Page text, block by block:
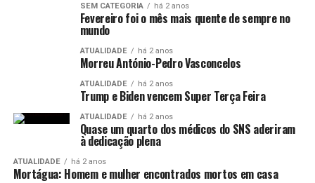
SEM CATEGORIA há 2 anos
Fevereiro foi o mês mais quente de sempre no
mundo
ATUALIDADE há 2 anos
Morreu António-Pedro Vasconcelos
ATUALIDADE há 2 anos
Trump e Biden vencem Super Terça Feira
ATUALIDADE há 2 anos
Quase um quarto dos médicos do SNS aderiram
à dedicação plena
ATUALIDADE há 2 anos
Mortágua: Homem e mulher encontrados mortos em casa